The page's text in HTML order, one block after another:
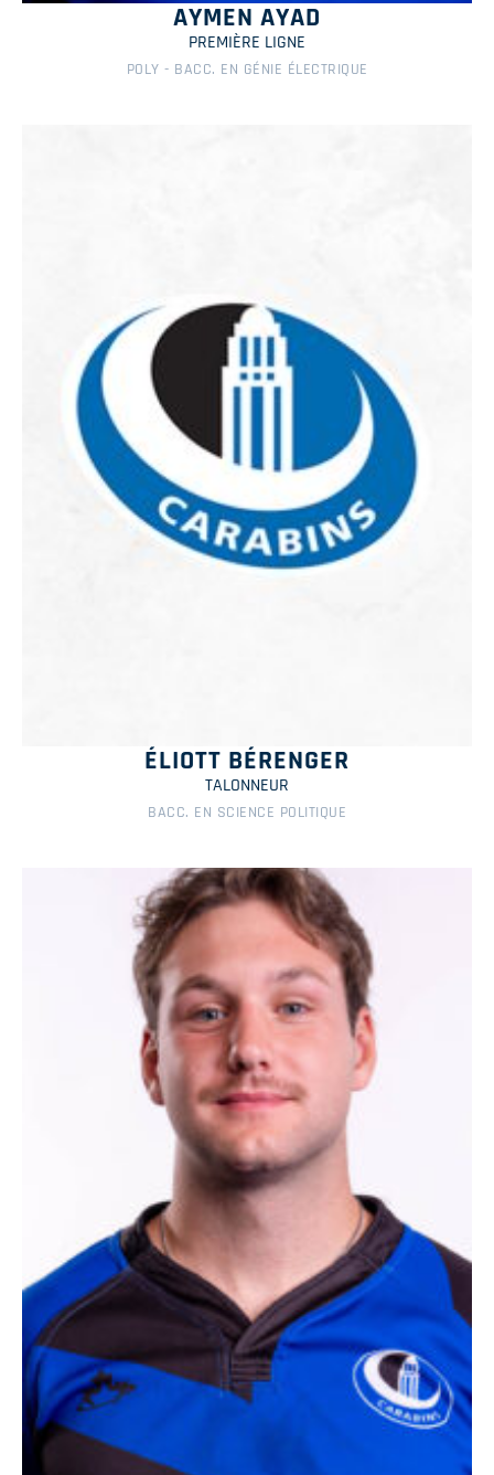
AYMEN AYAD
PREMIÈRE LIGNE
POLY - BACC. EN GÉNIE ÉLECTRIQUE
ÉLIOTT BÉRENGER
TALONNEUR
BACC. EN SCIENCE POLITIQUE